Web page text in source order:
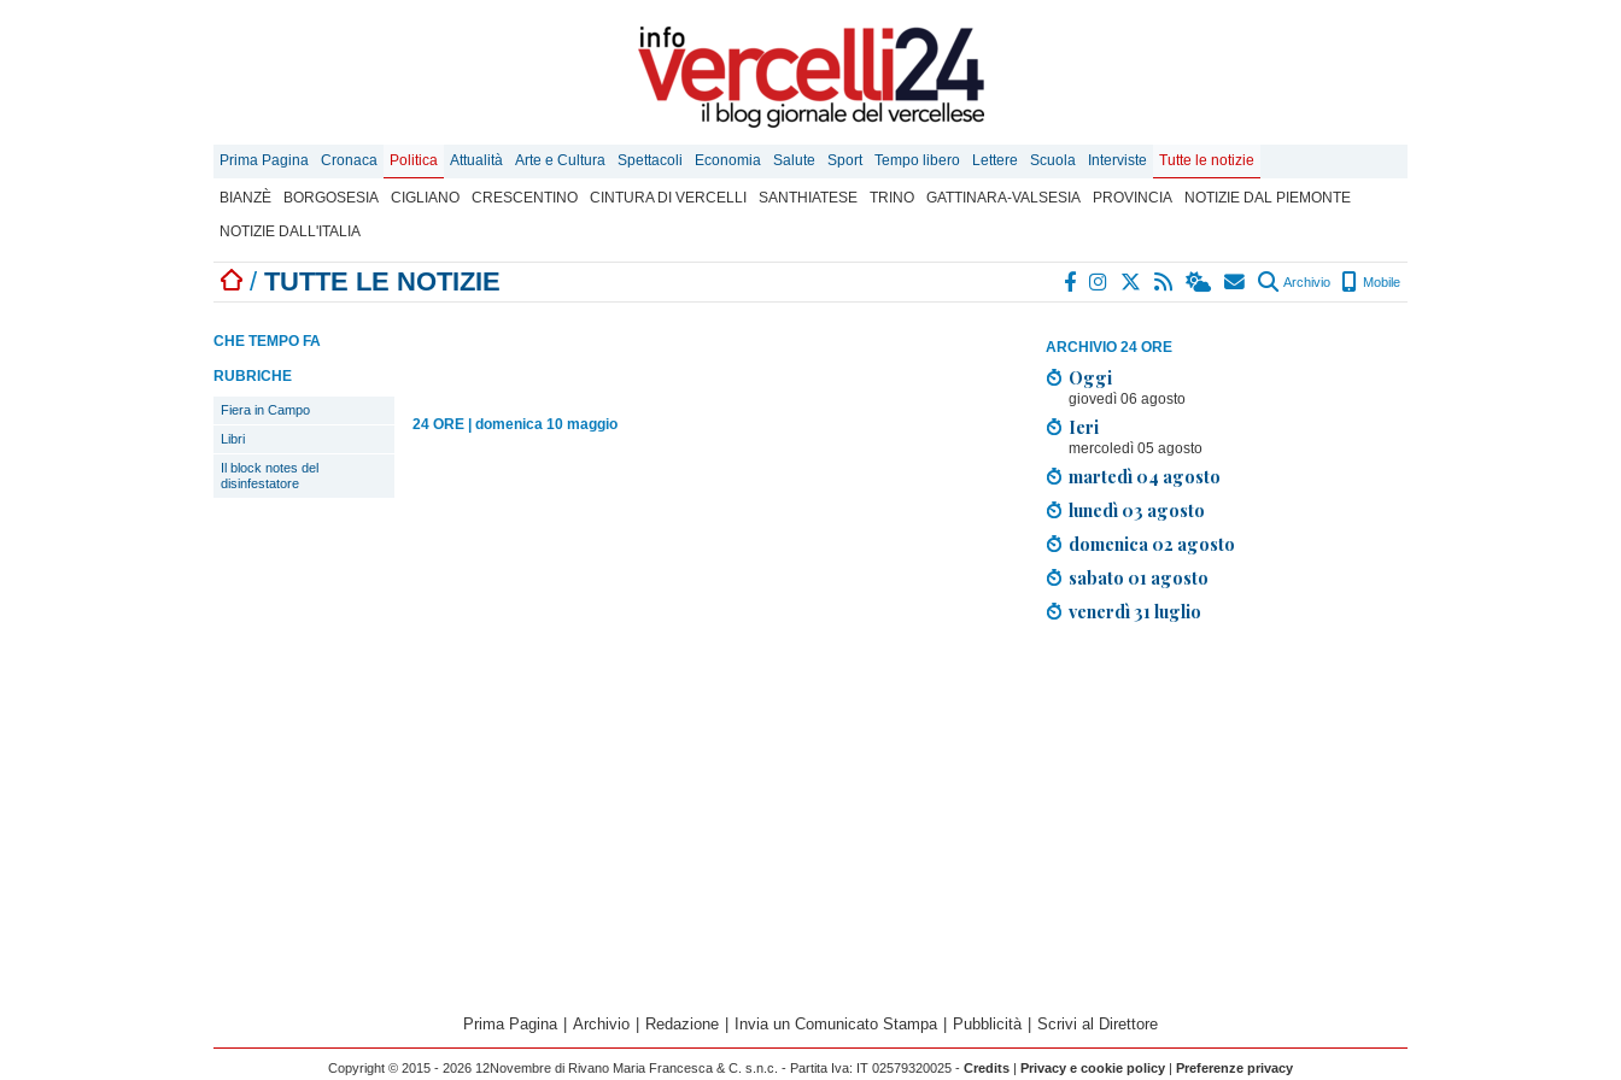
Prima Pagina Cronaca Politica Attualità Arte e Cultura Spettacoli Economia Salute Sport Tempo libero Lettere Scuola Interviste Tutte le notizie
BIANZÈ BORGOSESIA CIGLIANO CRESCENTINO CINTURA DI VERCELLI SANTHIATESE TRINO GATTINARA-VALSESIA PROVINCIA
NOTIZIE DAL PIEMONTE
NOTIZIE DALL'ITALIA
/ TUTTE LE NOTIZIE Archivio Mobile
ARCHIVIO 24 ORE
Oggi
giovedì 06 agosto
Ieri
mercoledì 05 agosto
martedì 04 agosto
lunedì 03 agosto
domenica 02 agosto
sabato 01 agosto
venerdì 31 luglio
CHE TEMPO FA
RUBRICHE
Fiera in Campo
Libri
Il block notes del
disinfestatore
24 ORE domenica 10 maggio
Prima Pagina Archivio Redazione Invia un Comunicato Stampa Pubblicità Scrivi al Direttore
Copyright © 2015 - 2026 12Novembre di Rivano Maria Francesca & C. s.n.c. - Partita Iva: IT 02579320025 - Credits | Privacy e cookie policy | Preferenze privacy